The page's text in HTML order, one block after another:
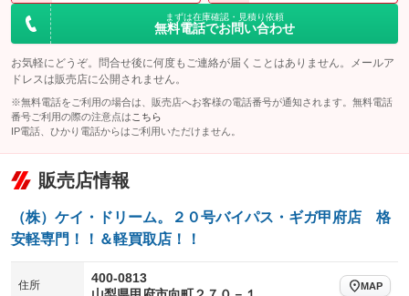
まずは在庫確認・見積り依頼
無料電話でお問い合わせ
お気軽にどうぞ。問合せ後に何度もご連絡が届くことはありません。メールア
ドレスは販売店に公開されません。
※無料電話をご利用の場合は、販売店へお客様の電話番号が通知されます。無料電話
番号ご利用の際の注意点は こちら
IP電話、ひかり電話からはご利用いただけません。
販売店情報
（株）ケイ・ドリーム。２０号バイパス・ギガ甲府店 格
安軽専門！！＆軽買取店！！
住所
400-0813
MAP